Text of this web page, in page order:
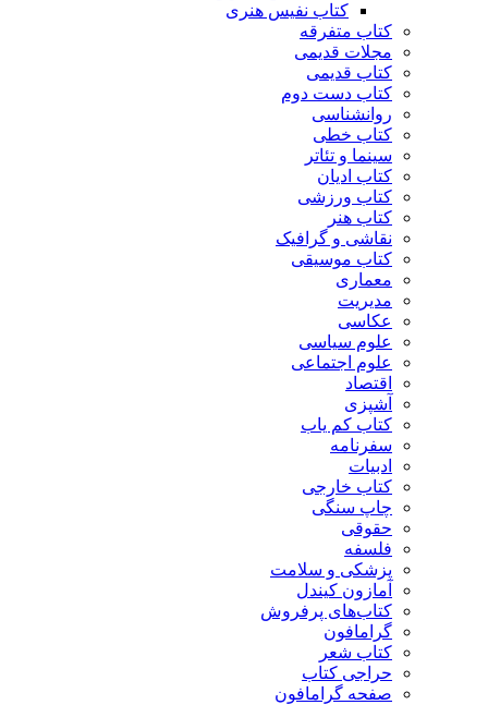
کتاب نفیس هنری
کتاب متفرقه
مجلات قدیمی
کتاب قدیمی
کتاب دست دوم
روانشناسی
کتاب خطی
سینما و تئاتر
کتاب ادیان
کتاب ورزشی
کتاب هنر
نقاشی و گرافیک
کتاب موسیقی
معماری
مدیریت
عکاسی
علوم سیاسی
علوم اجتماعی
اقتصاد
آشپزی
کتاب کم یاب
سفرنامه
ادبیات
کتاب خارجی
چاپ سنگی
حقوقی
فلسفه
پزشکی و سلامت
آمازون کیندل
کتاب‌های پرفروش
گرامافون
کتاب شعر
حراجی کتاب
صفحه گرامافون